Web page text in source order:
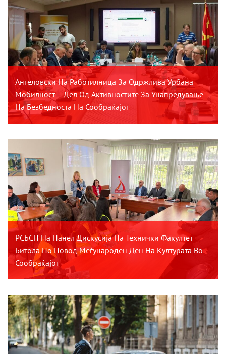
Ангеловски На Работилница За Одржлива Урбана
Мобилност – Дел Од Активностите За Унапредување
На Безбедноста На Сообраќајот
РСБСП На Панел Дискусија На Технички Факултет
Битола По Повод Меѓународен Ден На Културата Во
Сообраќајот